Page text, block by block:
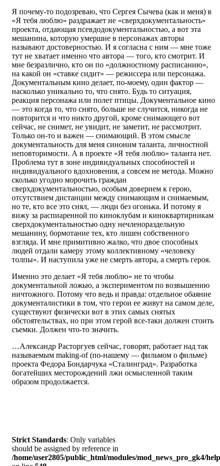
Я почему-то подозреваю, что Сергея Сычева (как и меня) в
«Я тебя люблю» раздражает не «сверхдокументальность»
проекта, отдающая псевдодокументальностью, а вот эта
мешанина, которую умершие в персонажах авторы
называют достоверностью. И я согласна с ним — мне тоже
тут не хватает именно что автора — того, кто смотрит. И
мне безразлично, кто он по «должностному расписанию»,
на какой он «ставке сидит» — режиссера или персонажа.
Документальным кино делает, по-моему, один фактор —
насколько уникально то, что снято. Будь то ситуация,
реакция персонажа или полет птицы. Документальное кино
— это когда то, что снято, больше не случится, никогда не
повторится и что никто другой, кроме снимающего вот
сейчас, не снимет, не увидит, не заметит, не рассмотрит.
Только он-то и важен — снимающий. В этом смысле
документальность для меня синоним таланта, личностной
неповторимости. А в проекте «Я тебя люблю» таланта нет.
Проблема тут в зоне индивидуальных способностей и
индивидуального вдохновения, а совсем не метода. Можно
сколько угодно морочить граждан
сверхдокументальностью, особым доверием к герою,
отсутствием дистанции между снимающим и снимаемым,
но те, кто все это снял, — люди без огонька. И потому я
вижу за распиаренной по киноклубам и киноквартирникам
сверхдокументальностью одну нечленораздельную
мешанину, бормотание тех, кто лишен собственного
взгляда. И мне примитивно жалко, что двое способных
людей отдали камеру этому коллективному «человеку
толпы». И наступила уже не смерть автора, а смерть героя.
Именно это делает «Я тебя люблю» не то чтобы
документальной ложью, а экспериментом по возвышению
ничтожного. Потому что ведь и правда: отдельное обаяние
документалистики в том, что герои ее живут на самом деле,
существуют физически вот в этих самых снятых
обстоятельствах, но при этом герой все-таки должен стоить
съемки. Должен что-то значить.
…Александр Расторгуев сейчас, говорят, работает над так
называемым making-of (по-нашему — фильмом о фильме)
проекта Федора Бондарчука «Сталинград». Разработка
богатейших месторождений лжи осмысленной таким
образом продолжается.
Strict Standards: Only variables
should be assigned by reference in
/home/user2805/public_html/modules/mod_news_pro_gk4/